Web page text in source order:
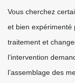
Vous cherchez
et bien expérimenté
traitement et
l’intervention
l’assemblage des